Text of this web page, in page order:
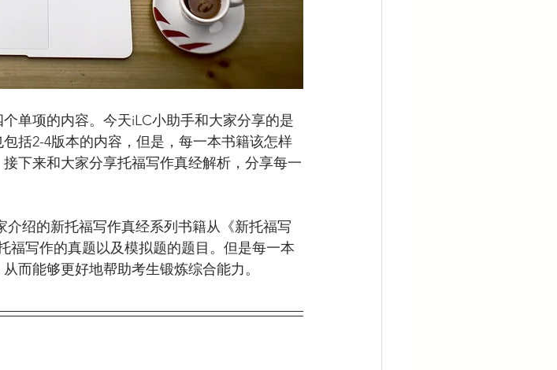
单项的内容。今天iLC小助手和大家分享的是
括2-4版本的内容，但是，每一本书籍该怎样
下来和大家分享托福写作真经解析，分享每一
福写作的真题以及模拟题的题目。但是每一本
而能够更好地帮助考生锻炼综合能力。